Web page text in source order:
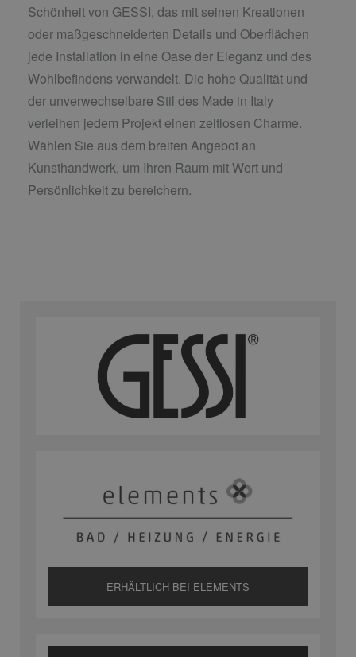
Schönheit von GESSI, das mit seinen Kreationen
oder maßgeschneiderten Details und Oberflächen
jede Installation in eine Oase der Eleganz und des
Wohlbefindens verwandelt. Die hohe Qualität und
der unverwechselbare Stil des Made in Italy
verleihen jedem Projekt einen zeitlosen Charme.
Wählen Sie aus dem breiten Angebot an
Kunsthandwerk, um Ihren Raum mit Wert und
Persönlichkeit zu bereichern.
ERHÄLTLICH BEI ELEMENTS